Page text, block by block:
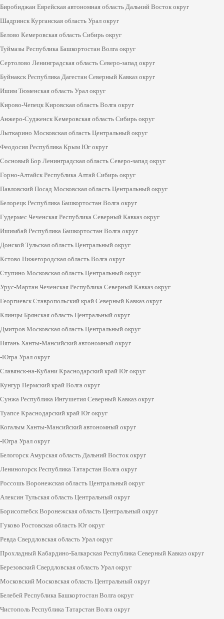
Биробиджан Еврейская автономная область Дальний Восток округ
Шадринск Курганская область Урал округ
Белово Кемеровская область Сибирь округ
Туймазы Республика Башкортостан Волга округ
Сертолово Ленинградская область Северо-запад округ
Буйнакск Республика Дагестан Северный Кавказ округ
Ишим Тюменская область Урал округ
Кирово-Чепецк Кировская область Волга округ
Анжеро-Судженск Кемеровская область Сибирь округ
Лыткарино Московская область Центральный округ
Феодосия Республика Крым Юг округ
Сосновый Бор Ленинградская область Северо-запад округ
Горно-Алтайск Республика Алтай Сибирь округ
Павловский Посад Московская область Центральный округ
Белорецк Республика Башкортостан Волга округ
Гудермес Чеченская Республика Северный Кавказ округ
Ишимбай Республика Башкортостан Волга округ
Донской Тульская область Центральный округ
Кстово Нижегородская область Волга округ
Ступино Московская область Центральный округ
Урус-Мартан Чеченская Республика Северный Кавказ округ
Георгиевск Ставропольский край Северный Кавказ округ
Клинцы Брянская область Центральный округ
Дмитров Московская область Центральный округ
Нягань Ханты-Мансийский автономный округ
-Югра Урал округ
Славянск-на-Кубани Краснодарский край Юг округ
Кунгур Пермский край Волга округ
Сунжа Республика Ингушетия Северный Кавказ округ
Туапсе Краснодарский край Юг округ
Когалым Ханты-Мансийский автономный округ
-Югра Урал округ
Белогорск Амурская область Дальний Восток округ
Лениногорск Республика Татарстан Волга округ
Россошь Воронежская область Центральный округ
Алексин Тульская область Центральный округ
Борисоглебск Воронежская область Центральный округ
Гуково Ростовская область Юг округ
Ревда Свердловская область Урал округ
Прохладный Кабардино-Балкарская Республика Северный Кавказ округ
Березовский Свердловская область Урал округ
Московский Московская область Центральный округ
Белебей Республика Башкортостан Волга округ
Чистополь Республика Татарстан Волга округ